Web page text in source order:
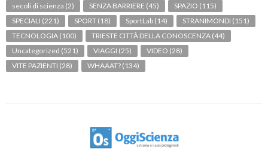
secoli di scienza (2) SENZA BARRIERE (45) SPAZIO (115)
SPECIALI (221) SPORT (18) SportLab (14) STRANIMONDI (151)
TECNOLOGIA (100) TRIESTE CITTÀ DELLA CONOSCENZA (44)
Uncategorized (521) VIAGGI (25) VIDEO (28)
VITE PAZIENTI (28) WHAAAT? (134)